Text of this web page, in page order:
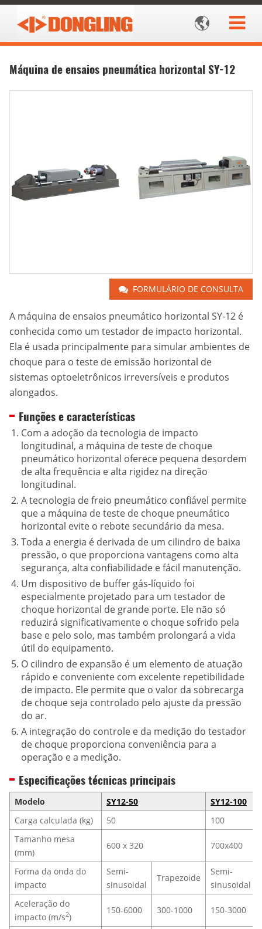

Máquina de ensaios pneumática horizontal SY-12
FORMULÁRIO DE CONSULTA
A máquina de ensaios pneumático horizontal SY-12 é
conhecida como um testador de impacto horizontal.
Ela é usada principalmente para simular ambientes de
choque para o teste de emissão horizontal de
sistemas optoeletrônicos irreversíveis e produtos
alongados.
Funções e características
Com a adoção da tecnologia de impacto
longitudinal, a máquina de teste de choque
pneumático horizontal oferece pequena desordem
de alta frequência e alta rigidez na direção
longitudinal.
A tecnologia de freio pneumático confiável permite
que a máquina de teste de choque pneumático
horizontal evite o rebote secundário da mesa.
Toda a energia é derivada de um cilindro de baixa
pressão, o que proporciona vantagens como alta
segurança, alta confiabilidade e fácil manutenção.
Um dispositivo de buffer gás-líquido foi
especialmente projetado para um testador de
choque horizontal de grande porte. Ele não só
reduzirá significativamente o choque sofrido pela
base e pelo solo, mas também prolongará a vida
útil do equipamento.
O cilindro de expansão é um elemento de atuação
rápido e conveniente com excelente repetibilidade
de impacto. Ele permite que o valor da sobrecarga
de choque seja controlado pelo ajuste da pressão
do ar.
A integração do controle e da medição do testador
de choque proporciona conveniência para a
operação e a medição.
Especificações técnicas principais
Modelo SY12-50
SY12-100
Carga calculada (kg)
50
100
Tamanho mesa
(mm)
600 x 320 700x400
Forma da onda do
impacto
Semi-
sinusoidal
Trapezoide
Semi-
sinusoidal
Aceleração do
impacto (m/s2)
150-6000 300-1000 150-3000